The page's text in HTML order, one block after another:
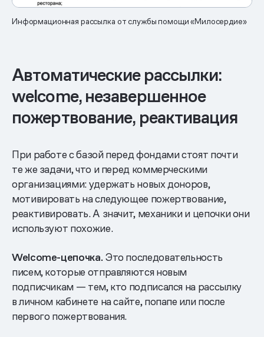
Информационная рассылка от службы помощи «Милосердие»
Автоматические рассылки:
welcome, незавершенное
пожертвование, реактивация
При работе с базой перед фондами стоят почти
те же задачи, что и перед коммерческими
организациями: удержать новых доноров,
мотивировать на следующее пожертвование,
реактивировать. А значит, механики и цепочки они
используют похожие.
Welcome-цепочка. Это последовательность
писем, которые отправляются новым
подписчикам — тем, кто подписался на рассылку
в личном кабинете на сайте, попапе или после
первого пожертвования.